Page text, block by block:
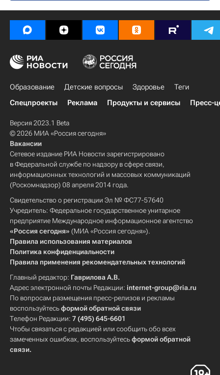
Образование Детские вопросы Здоровье
Теги
Спецпроекты
Реклама Продукты и сервисы Пресс-
Версия 2023.1 Beta
© 2026 МИА «Россия сегодня»
Вакансии
Сетевое издание РИА Новости зарегистрировано
в Федеральной службе по надзору в сфере связи,
информационных технологий и массовых коммуникаций
(Роскомнадзор) 08 апреля 2014 года.
Свидетельство о регистрации Эл № ФС77-57640
Учредитель: Федеральное государственное унитарное
предприятие Международное информационное агентство
«Россия сегодня» (МИА «Россия сегодня»).
Правила использования материалов
Политика конфиденциальности
Правила применения рекомендательных технологий
Главный редактор: Гаврилова А.В.
Адрес электронной почты Редакции: internet-group@ria.ru
По вопросам размещения пресс-релизов и рекламы
воспользуйтесьформой обратной связи
Телефон Редакции: 7 (495) 645-6601
Чтобы связаться с редакцией или сообщить обо всех
замеченных ошибках, воспользуйтесьформой обратной
связи.